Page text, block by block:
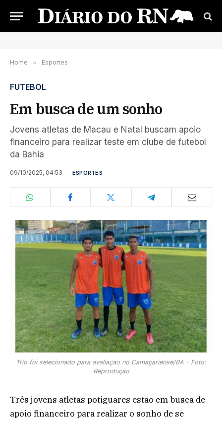
Home » Esportes
FUTEBOL
Em busca de um sonho
Jovens atletas de Macau e Natal buscam apoio
financeiro para realizar teste em clube de futebol
da Bahia
09/10/2025, 04:53 ESPORTES
Trio foi selecionado para avaliação no Camaçariense/BA - Foto:
Reprodução
Três jovens atletas potiguares estão em busca de
apoio financeiro para realizar o sonho de se